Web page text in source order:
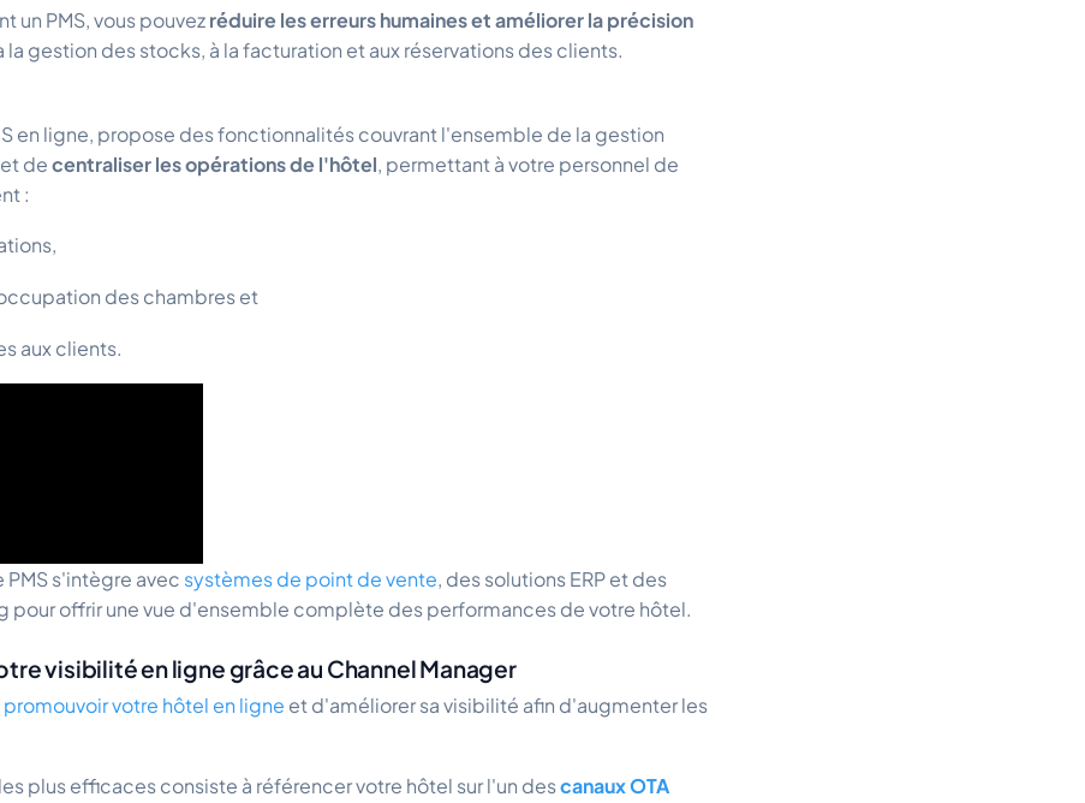
un PMS, vous pouvezréduire les erreurs humaines et améliorer la précision
la gestion des stocks, à la facturation et aux réservations des clients.
en ligne, propose des fonctionnalités couvrant l'ensemble de la gestion
decentraliser les opérations de l'hôtel, permettant à votre personnel de
:
des chambres et
aux clients.
PMS s'intègre avec systèmes de point de vente, des solutions ERP et des
pour offrir une vue d'ensemble complète des performances de votre hôtel.
visibilité en ligne grâce au Channel Manager
promouvoir votre hôtel en ligne et d'améliorer sa visibilité afin d'augmenter les
plus efficaces consiste à référencer votre hôtel sur l'un descanaux OTA